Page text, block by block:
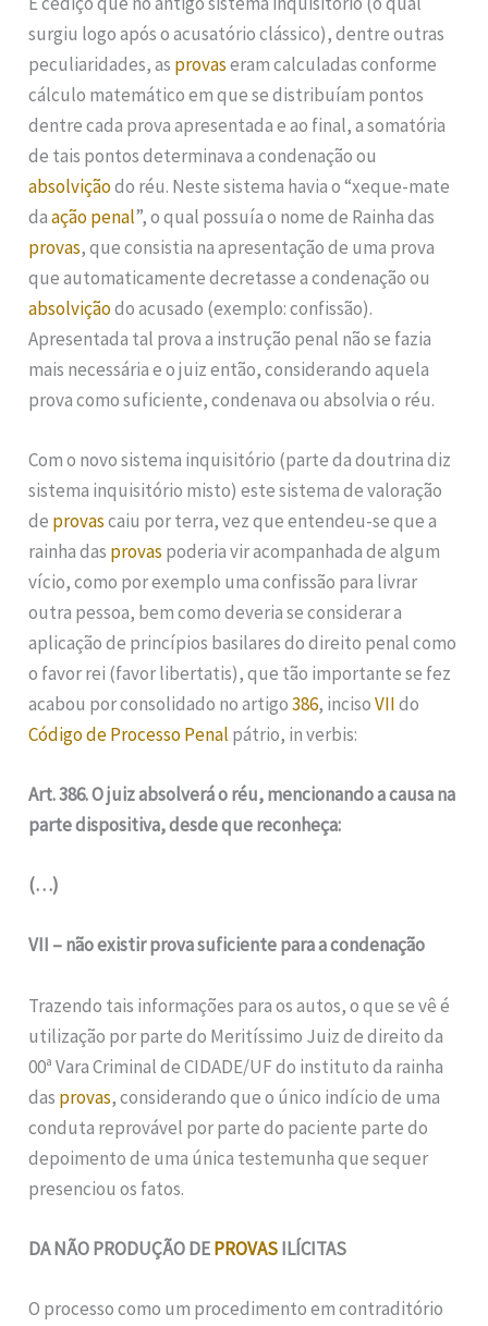
surgiu logo após o acusatório clássico), dentre outras
peculiaridades, as provaseram calculadas conforme
cálculo matemático em que se distribuíam pontos
dentre cada prova apresentada e ao final, a somatória
de tais pontos determinava a condenação ou
absolviçãodo réu. Neste sistema havia o “xeque-mate
daação penal”, o qual possuía o nome de Rainha das
provas, que consistia na apresentação de uma prova
que automaticamente decretasse a condenação ou
absolviçãodo acusado (exemplo: confissão).
Apresentada tal prova a instrução penal não se fazia
mais necessária e o juiz então, considerando aquela
prova como suficiente, condenava ou absolvia o réu.
Com o novo sistema inquisitório (parte da doutrina diz
sistema inquisitório misto) este sistema de valoração
de provascaiu por terra, vez que entendeu-se que a
rainha das provas poderia vir acompanhada de algum
vício, como por exemplo uma confissão para livrar
outra pessoa, bem como deveria se considerar a
aplicação de princípios basilares do direito penal como
o favor rei (favor libertatis), que tão importante se fez
acabou por consolidado no artigo386, incisoVIIdo
Código de Processo Penal pátrio, in verbis:
Art. 386. O juiz absolverá o réu, mencionando a causa na
parte dispositiva, desde que reconheça:
(…)
VII – não existir prova suficiente para a condenação
Trazendo tais informações para os autos, o que se vê é
utilização por parte do Meritíssimo Juiz de direito da
00ª Vara Criminal de CIDADE/UF do instituto da rainha
das provas, considerando que o único indício de uma
conduta reprovável por parte do paciente parte do
depoimento de uma única testemunha que sequer
presenciou os fatos.
DA NÃO PRODUÇÃO DEPROVASILÍCITAS
O processo como um procedimento em contraditório